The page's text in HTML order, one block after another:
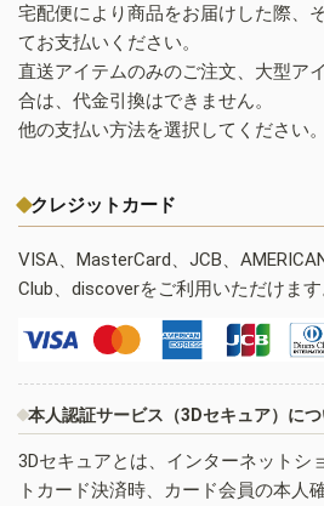
宅配便により商品をお届けした際、
てお支払いください。
直送アイテムのみのご注文、大型ア
合は、代金引換はできません。
他の支払い方法を選択してください。
クレジットカード
VISA、MasterCard、JCB、
Club、discoverをご利用いただけます
本人認証サービス（3Dセキュア）につ
3Dセキュアとは、インターネットシ
トカード決済時、カード会員の本人